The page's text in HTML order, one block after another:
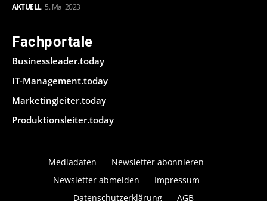
AKTUELL 5. Mai 2023
Fachportale
Businessleader.today
IT-Management.today
Marketingleiter.today
Produktionsleiter.today
Mediadaten
Newsletter abonnieren
Newsletter abmelden
Impressum
Datenschutzerklärung
AGB